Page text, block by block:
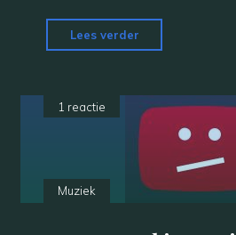
Lees verder
Lane"
Muziek
1 reactie